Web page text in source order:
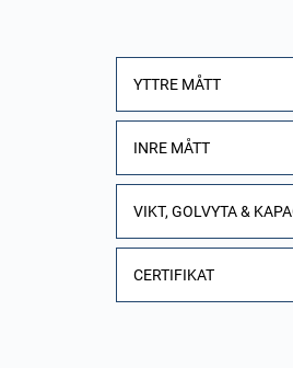
YTTRE MÅTT
INRE MÅTT
VIKT, GOLVYTA &
CERTIFIKAT